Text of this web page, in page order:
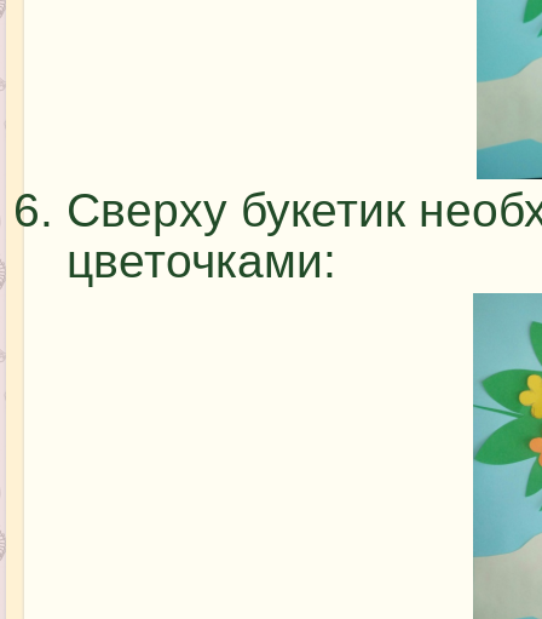
Сверху букетик
цветочками: